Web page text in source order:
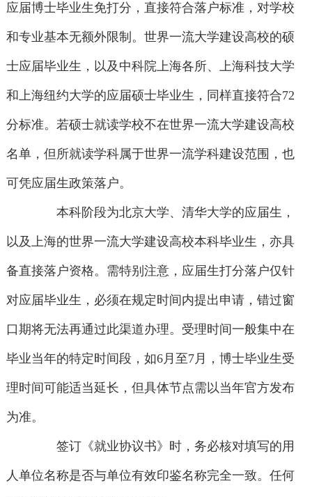
应届博士毕业生免打分，直接符合落户标准，对学校
和专业基本无额外限制。世界一流大学建设高校的硕
士应届毕业生，以及中科院上海各所、上海科技大学
和上海纽约大学的应届硕士毕业生，同样直接符合72
分标准。若硕士就读学校不在世界一流大学建设高校
名单，但所就读学科属于世界一流学科建设范围，也
可凭应届生政策落户。
本科阶段为北京大学、清华大学的应届生，
以及上海的世界一流大学建设高校本科毕业生，亦具
备直接落户资格。需特别注意，应届生打分落户仅针
对应届毕业生，必须在规定时间内提出申请，错过窗
口期将无法再通过此渠道办理。受理时间一般集中在
毕业当年的特定时间段，如6月至7月，博士毕业生受
理时间可能适当延长，但具体节点需以当年官方发布
为准。
签订《就业协议书》时，务必核对填写的用
人单位名称是否与单位有效印鉴名称完全一致。任何